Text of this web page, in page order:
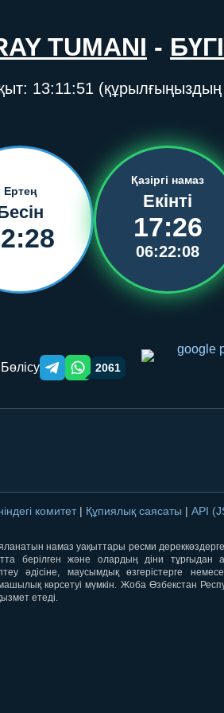
TUMANI -
13:11:51
Ертең
Қазіргі намаз
Екінті
17:26
06:22:08
Бөлісу Telegram orqali ulashish
WhatsApp orqali ulashish
2061
комитет | Құпиялық саясаты | API
намаз уақыттары ресми
берілген және олардың діни тұрғыдан
әдісіне, маусымдық өзгерістерге
көрсетуі мүмкін. Жоба Өзбекстан
етеді.